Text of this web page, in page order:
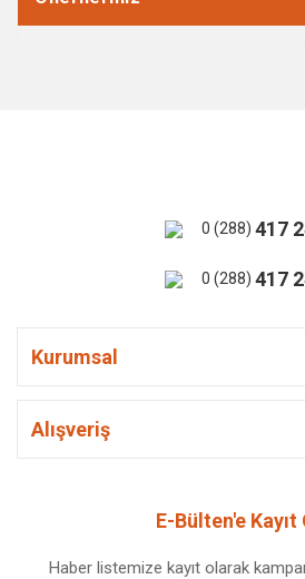
0 (288) 417
0 (288) 417
Kurumsal
Alışveriş
E-Bülten'e Kayıt
Haber listemize kayıt olarak